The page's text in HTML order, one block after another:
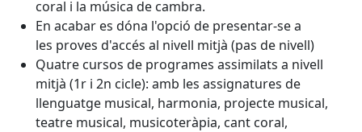
coral i la música de cambra.
En acabar es dóna l'opció de presentar-se a
les proves d'accés al nivell mitjà (pas de nivell)
Quatre cursos de programes assimilats a nivell
mitjà (1r i 2n cicle): amb les assignatures de
llenguatge musical, harmonia, projecte musical,
teatre musical, musicoteràpia, cant coral,